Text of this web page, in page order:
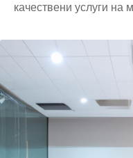
качествени услуги